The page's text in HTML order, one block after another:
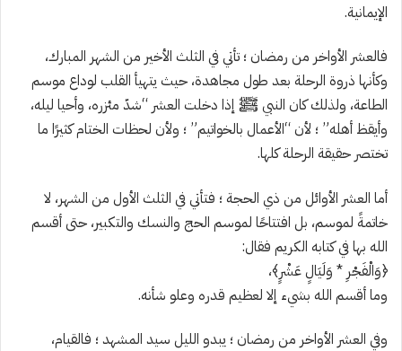
الإيمانية.
فالعشر الأواخر من رمضان ؛ تأتي في الثلث الأخير من الشهر المبارك،
وكأنها ذروة الرحلة بعد طول مجاهدة، حيث يتهيأ القلب لوداع موسم
الطاعة، ولذلك كان النبي ﷺ إذا دخلت العشر “شدّ مئزره، وأحيا ليله،
وأيقظ أهله” ؛ لأن “الأعمال بالخواتيم” ؛ ولأن لحظات الختام كثيرًا ما
تختصر حقيقة الرحلة كلها.
أما العشر الأوائل من ذي الحجة ؛ فتأتي في الثلث الأول من الشهر، لا
خاتمةً لموسم، بل افتتاحًا لموسم الحج والنسك والتكبير، حتى أقسم
الله بها في كتابه الكريم فقال:
﴿وَالْفَجْرِ * وَلَيَالٍ عَشْرٍ﴾،
وما أقسم الله بشيء إلا لعظيم قدره وعلو شأنه.
وفي العشر الأواخر من رمضان ؛ يبدو الليل سيد المشهد ؛ فالقيام،